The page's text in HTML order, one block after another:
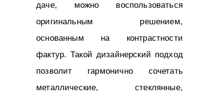
даче, можно воспользоваться
оригинальным решением,
основанным на контрастности
фактур. Такой дизайнерский подход
позволит гармонично сочетать
металлические, стеклянные,